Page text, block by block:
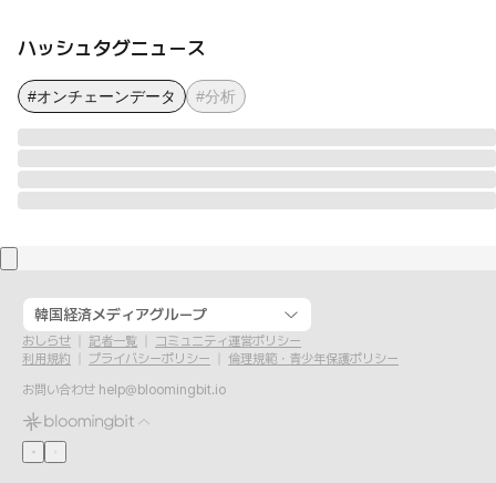
ハッシュタグニュース
#オンチェーンデータ #分析
韓国経済メディアグループ
おしらせ 記者一覧
コミュニティ運営ポリシー
利用規約
プライバシーポリシー
倫理規範・青少年保護ポリシー
お問い合わせ help@bloomingbit.io